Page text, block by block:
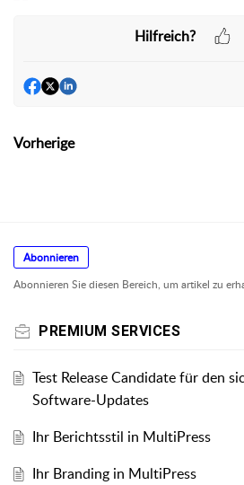
Hilfreich?
Vorherige
Abonnieren
Abonnieren Sie diesen Bereich, um artikel zu
PREMIUM SERVICES
Test Release Candidate für den
Software-Updates
Ihr Berichtsstil in MultiPress
Ihr Branding in MultiPress